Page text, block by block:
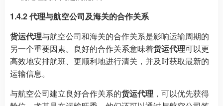
1.4.2 代理与航空公司及海关的合作关系
货运代理与航空公司和海关的合作关系是影响运输周期的
另一个重要因素。良好的合作关系意味着货运代理可以更
高效地安排航班、更顺利地进行清关，并及时获取最新的
运输信息。
与航空公司建立良好合作关系的货运代理 ，可以优先获得